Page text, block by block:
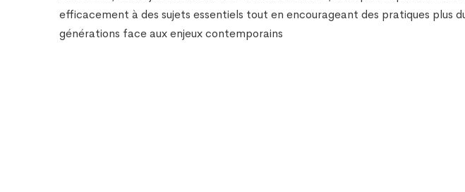
efficacement à des sujets essentiels tout en encourageant des pratiques plus
générations face aux enjeux contemporains